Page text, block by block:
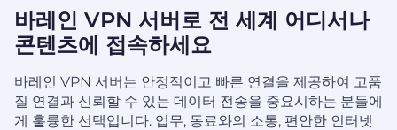
바레인 VPN 서버로 전 세계 어디서나
콘텐츠에 접속하세요
바레인 VPN 서버는 안정적이고 빠른 연결을 제공하여 고품
질 연결과 신뢰할 수 있는 데이터 전송을 중요시하는 분들에
게 훌륭한 선택입니다. 업무, 동료와의 소통, 편안한 인터넷